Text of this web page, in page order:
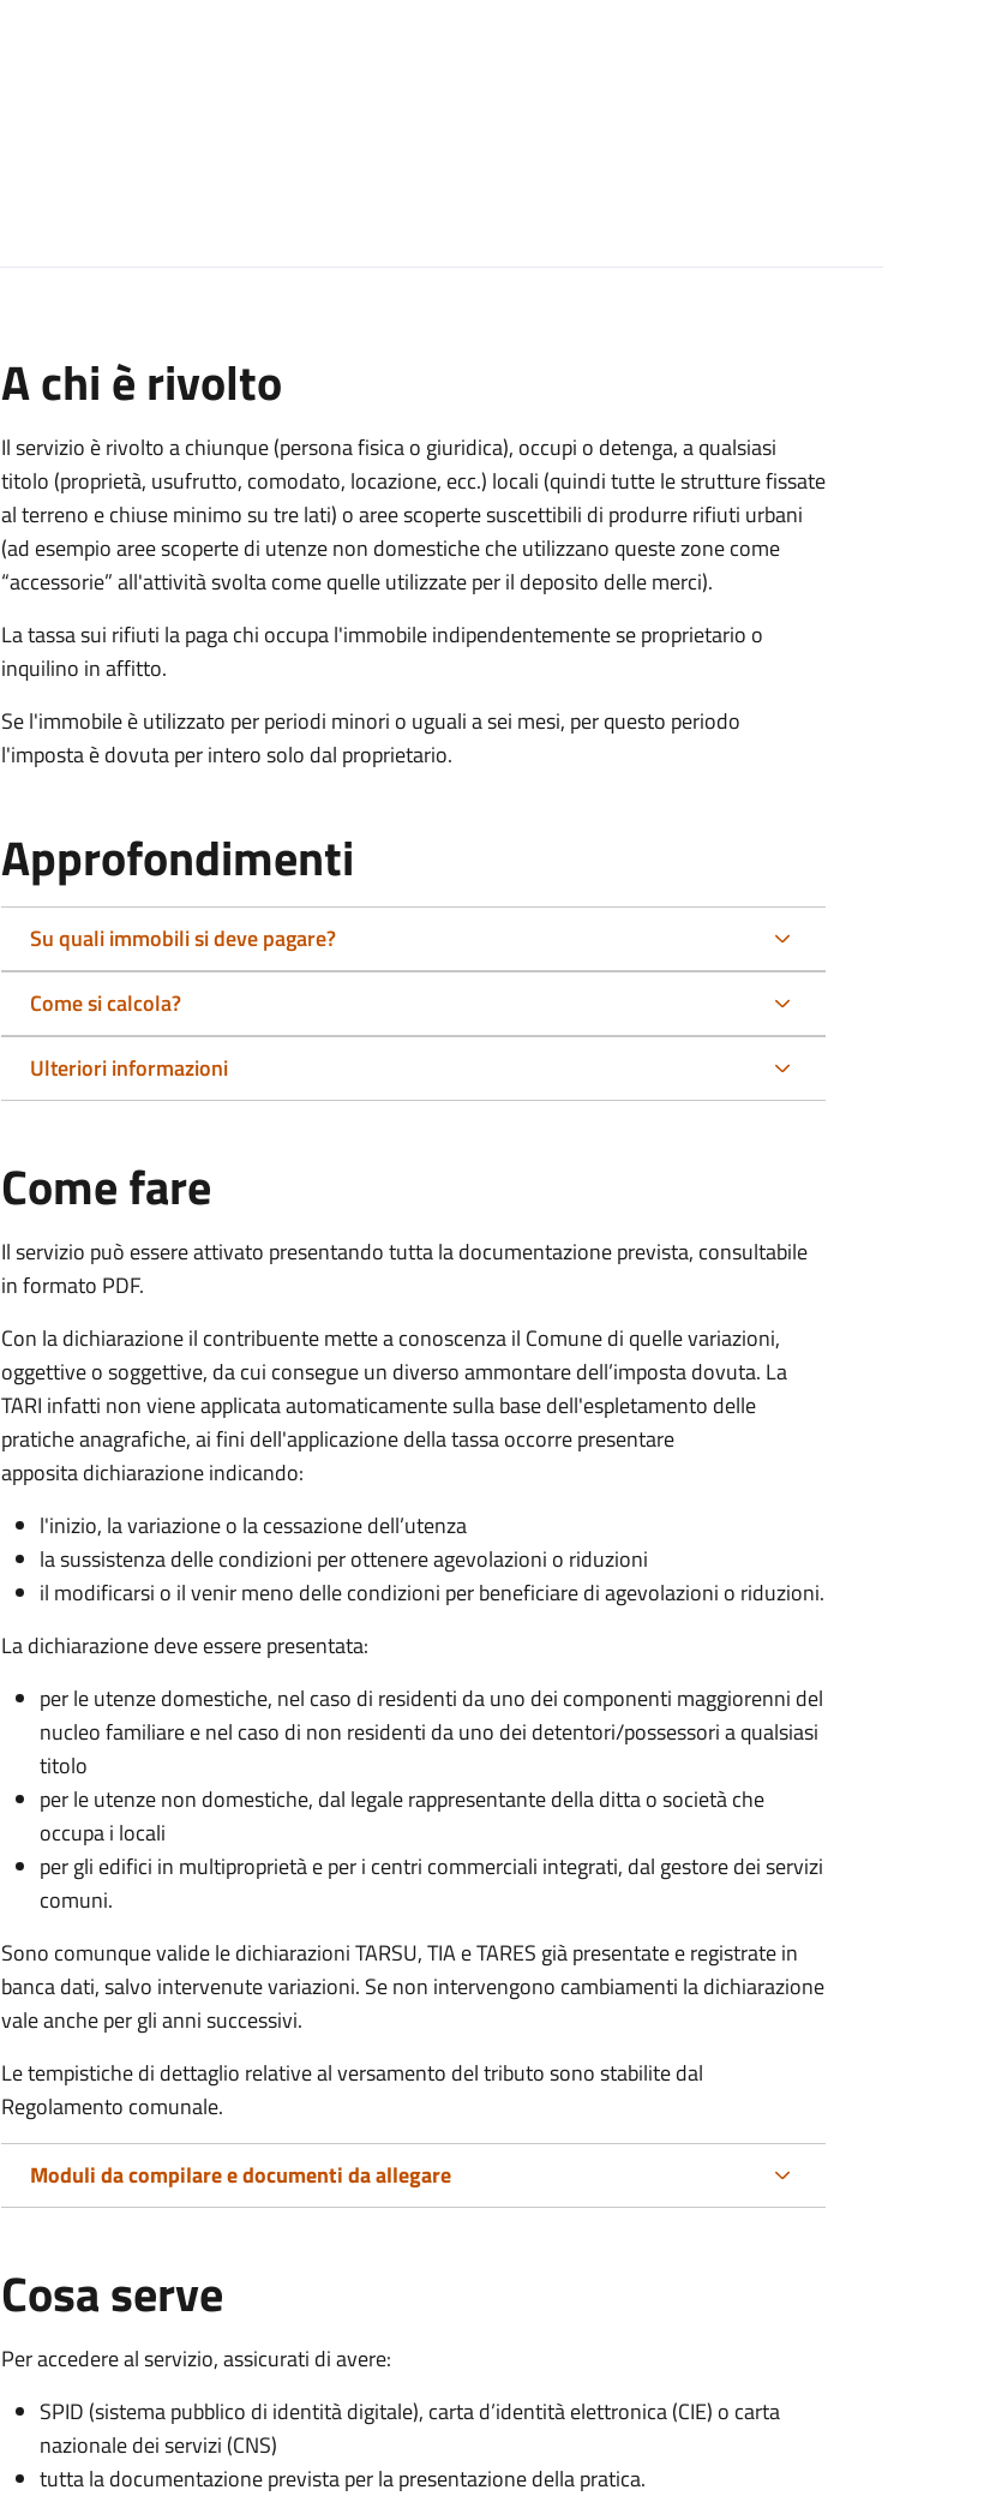
A chi è rivolto
Il servizio è rivolto a chiunque (persona fisica o giuridica), occupi o detenga, a qualsiasi
titolo (proprietà, usufrutto, comodato, locazione, ecc.) locali (quindi tutte le strutture fissate
al terreno e chiuse minimo su tre lati) o aree scoperte suscettibili di produrre rifiuti urbani
(ad esempio aree scoperte di utenze non domestiche che utilizzano queste zone come
“accessorie” all'attività svolta come quelle utilizzate per il deposito delle merci).
La tassa sui rifiuti la paga chi occupa l'immobile indipendentemente se proprietario o
inquilino in affitto.
Se l'immobile è utilizzato per periodi minori o uguali a sei mesi, per questo periodo
l'imposta è dovuta per intero solo dal proprietario.
Approfondimenti
Su quali immobili si deve pagare?
Come si calcola?
Ulteriori informazioni
Come fare
Il servizio può essere attivato presentando tutta la documentazione prevista, consultabile
in formato PDF.
Con la dichiarazione il contribuente mette a conoscenza il Comune di quelle variazioni,
oggettive o soggettive, da cui consegue un diverso ammontare dell’imposta dovuta. La
TARI infatti non viene applicata automaticamente sulla base dell'espletamento delle
pratiche anagrafiche, ai fini dell'applicazione della tassa occorre presentare
apposita dichiarazione indicando:
l'inizio, la variazione o la cessazione dell’utenza
la sussistenza delle condizioni per ottenere agevolazioni o riduzioni
il modificarsi o il venir meno delle condizioni per beneficiare di agevolazioni o riduzioni.
La dichiarazione deve essere presentata:
per le utenze domestiche, nel caso di residenti da uno dei componenti maggiorenni del
nucleo familiare e nel caso di non residenti da uno dei detentori/possessori a qualsiasi
titolo
per le utenze non domestiche, dal legale rappresentante della ditta o società che
occupa i locali
per gli edifici in multiproprietà e per i centri commerciali integrati, dal gestore dei servizi
comuni.
Sono comunque valide le dichiarazioni TARSU, TIA e TARES già presentate e registrate in
banca dati, salvo intervenute variazioni. Se non intervengono cambiamenti la dichiarazione
vale anche per gli anni successivi.
Le tempistiche di dettaglio relative al versamento del tributo sono stabilite dal
Regolamento comunale.
Moduli da compilare e documenti da allegare
Cosa serve
Per accedere al servizio, assicurati di avere:
SPID (sistema pubblico di identità digitale), carta d’identità elettronica (CIE) o carta
nazionale dei servizi (CNS)
tutta la documentazione prevista per la presentazione della pratica.